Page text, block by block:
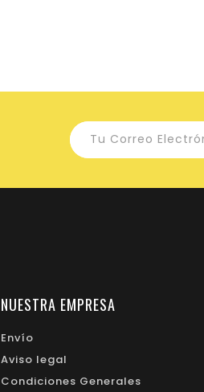
NUESTRA EMPRESA
Envío
Aviso legal
Condiciones Generales